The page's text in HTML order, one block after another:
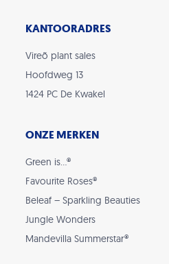
KANTOORADRES
Vireõ plant sales
Hoofdweg 13
1424 PC De Kwakel
ONZE MERKEN
Green is…®
Favourite Roses®
Beleaf – Sparkling Beauties
Jungle Wonders
Mandevilla Summerstar®